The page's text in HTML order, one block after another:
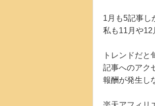
1月も5記事し
私も11月や12
トレンドだと
記事へのアク
報酬が発生し